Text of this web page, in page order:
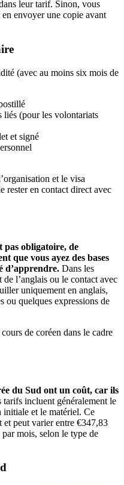
leur tarif. Sinon, vous
envoyer une copie avant
(avec au moins six mois de
liés (pour les volontariats
et signé
et le visa
rester en contact direct avec
pas obligatoire, de
que vous ayez des bases
d’apprendre. Dans les
l’anglais ou le contact avec
uniquement en anglais,
ou quelques expressions de
de coréen dans le cadre
du Sud ont un coût, car ils
tarifs incluent généralement le
initiale et le matériel. Ce
et peut varier entre €347,83
mois, selon le type de